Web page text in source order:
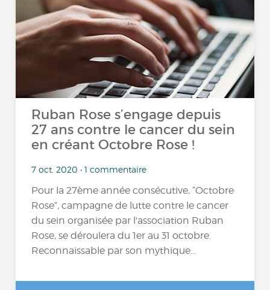
Ruban Rose s’engage depuis
27 ans contre le cancer du sein
en créant Octobre Rose !
7 oct. 2020 • 1 commentaire
Pour la 27ème année consécutive, “Octobre
Rose”, campagne de lutte contre le cancer
du sein organisée par l'association Ruban
Rose, se déroulera du 1er au 31 octobre.
Reconnaissable par son mythique...